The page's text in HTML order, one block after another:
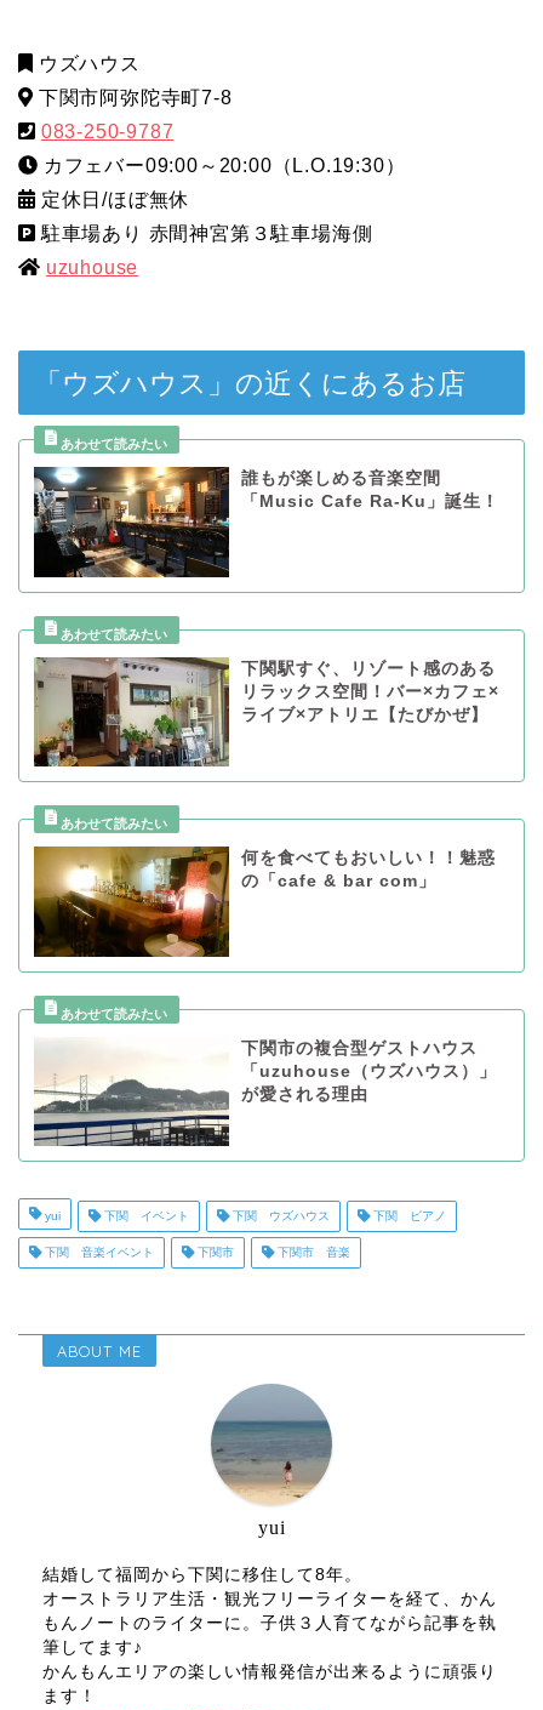
ウズハウス
下関市阿弥陀寺町7-8
083-250-9787
カフェバー09:00～20:00（L.O.19:30）
定休日/ほぼ無休
駐車場あり 赤間神宮第３駐車場海側
uzuhouse
「ウズハウス」の近くにあるお店
誰もが楽しめる音楽空間
「Music Cafe Ra-Ku」誕生！
下関駅すぐ、リゾート感のある
リラックス空間！バー×カフェ×
ライブ×アトリエ【たびかぜ】
何を食べてもおいしい！！魅惑
の「cafe & bar com」
下関市の複合型ゲストハウス
「uzuhouse（ウズハウス）」
が愛される理由
yui 下関 イベント 下関 ウズハウス 下関 ピアノ
下関 音楽イベント 下関市 下関市 音楽
ABOUT ME
yui
結婚して福岡から下関に移住して8年。
オーストラリア生活・観光フリーライターを経て、かん
もんノートのライターに。子供３人育てながら記事を執
筆してます♪
かんもんエリアの楽しい情報発信が出来るように頑張り
ます！